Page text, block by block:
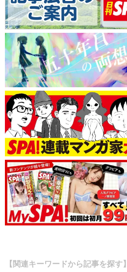
【関連キーワードから記事を探す】